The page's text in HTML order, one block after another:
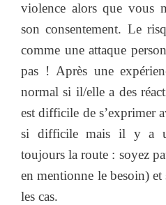
violence alors que vous
son consentement. Le
comme une attaque
pas ! Après une
normal si il/elle a des
est difficile de s’exprimer
si difficile mais il y a
toujours la route : soyez
en mentionne le besoin) et
les cas.